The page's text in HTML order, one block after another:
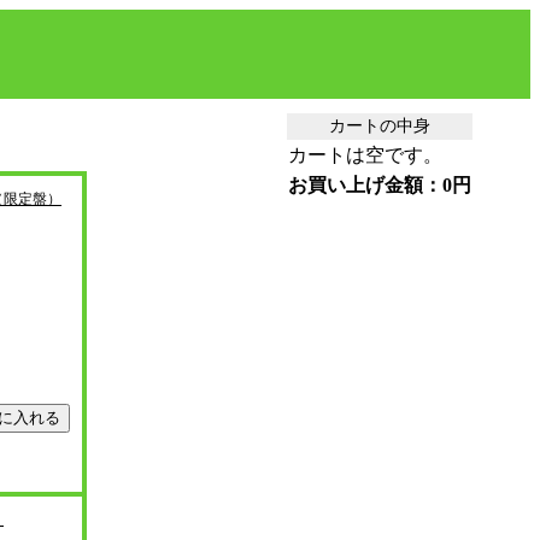
定盤）
カートの中身
カートは空です。
お買い上げ金額：0円